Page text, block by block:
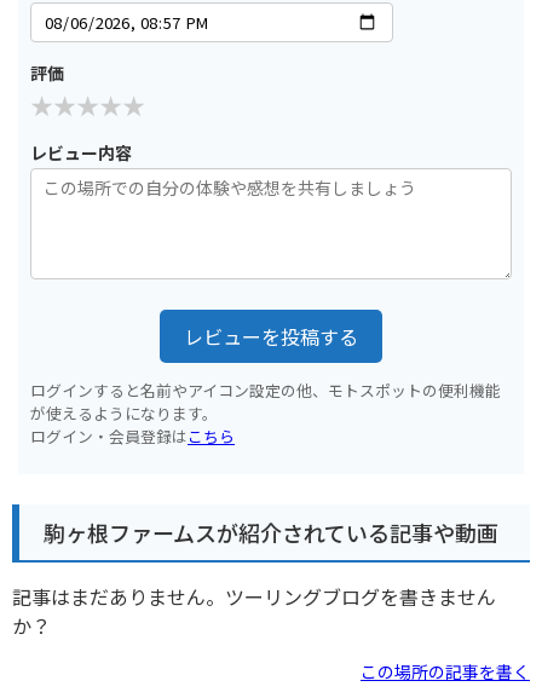
評価
レビュー内容
レビューを投稿する
ログインすると名前やアイコン設定の他、モトスポットの便利機能
が使えるようになります。
ログイン・会員登録はこちら
駒ヶ根ファームスが紹介されている記事や動画
記事はまだありません。ツーリングブログを書きません
か？
この場所の記事を書く